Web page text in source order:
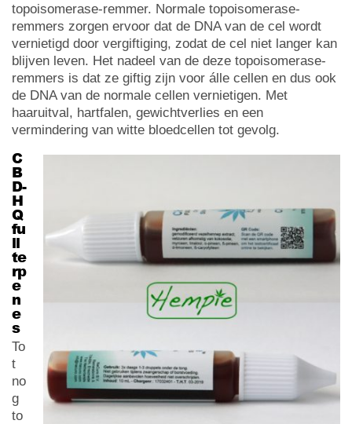
topoisomerase-remmer. Normale topoisomerase-
remmers zorgen ervoor dat de DNA van de cel wordt
vernietigd door vergiftiging, zodat de cel niet langer kan
blijven leven. Het nadeel van de deze topoisomerase-
remmers is dat ze giftig zijn voor álle cellen en dus ook
de DNA van de normale cellen vernietigen. Met
haaruitval, hartfalen, gewichtverlies en een
vermindering van witte bloedcellen tot gevolg.
C
B
D-
H
Q
fu
ll
te
rp
e
n
e
s
To
t
no
g
to